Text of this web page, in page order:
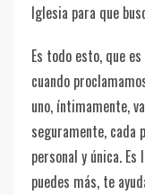
Iglesia para que
Es todo esto, que
cuando
uno, íntimamente,
seguramente, cada
personal y única. Es
puedes más, te